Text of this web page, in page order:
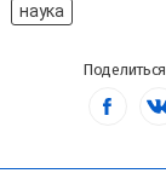
наука
Поделиться